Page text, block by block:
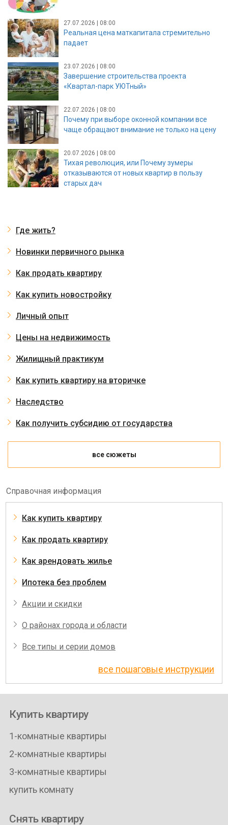
27.07.2026 | 08:00
Реальная цена маткапитала стремительно
падает
23.07.2026 | 08:00
Завершение строительства проекта
«Квартал-парк УЮТный»
22.07.2026 | 08:00
Почему при выборе оконной компании все
чаще обращают внимание не только на цену
20.07.2026 | 08:00
Тихая революция, или Почему зумеры
отказываются от новых квартир в пользу
старых дач
Где жить?
Новинки первичного рынка
Как продать квартиру
Как купить новостройку
Личный опыт
Цены на недвижимость
Жилищный практикум
Как купить квартиру на вторичке
Наследство
Как получить субсидию от государства
все сюжеты
Справочная информация
Как купить квартиру
Как продать квартиру
Как арендовать жилье
Ипотека без проблем
Акции и скидки
О районах города и области
Все типы и серии домов
все пошаговые инструкции
Купить квартиру
1-комнатные квартиры
2-комнатные квартиры
3-комнатные квартиры
купить комнату
Снять квартиру